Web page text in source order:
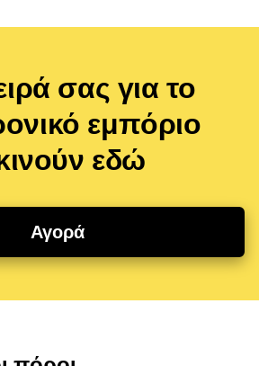
σας για το
εμπόριο
εδώ
Αγορά